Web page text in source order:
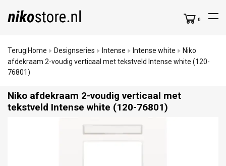
0
Terug Home Designseries Intense Intense white
Niko
afdekraam 2-voudig verticaal met tekstveld Intense white (120-
76801)
Niko afdekraam 2-voudig verticaal met
tekstveld Intense white (120-76801)